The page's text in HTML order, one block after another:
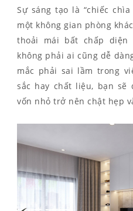
Sự sáng tạo là “chiếc
một không gian phòng
thoải mái bất chấp diện
không phải ai cũng dễ
mắc phải sai lầm trong
sắc hay chất liệu, bạn sẽ
vốn nhỏ trở nên chật hẹp